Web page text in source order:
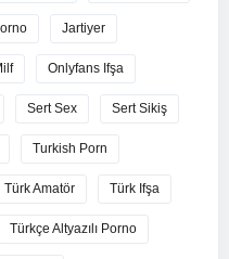
Jartiyer
Onlyfans Ifşa
Sert Sex Sert Sikiş
Turkish Porn
Türk Amatör Türk Ifşa
Türkçe Altyazılı Porno